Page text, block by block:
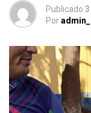
Publicado
Por